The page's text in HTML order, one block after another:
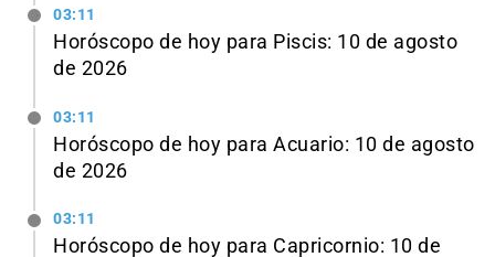
03:11
Horóscopo de hoy para Piscis: 10 de agosto
de 2026
03:11
Horóscopo de hoy para Acuario: 10 de agosto
de 2026
03:11
Horóscopo de hoy para Capricornio: 10 de